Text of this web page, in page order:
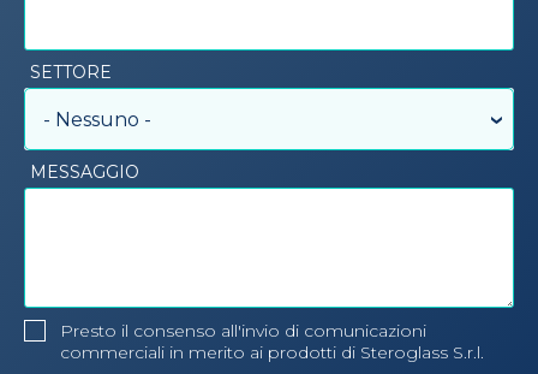
SETTORE
- Nessuno -
MESSAGGIO
Presto il consenso all'invio di comunicazioni
commerciali in merito ai prodotti di Steroglass S.r.l.